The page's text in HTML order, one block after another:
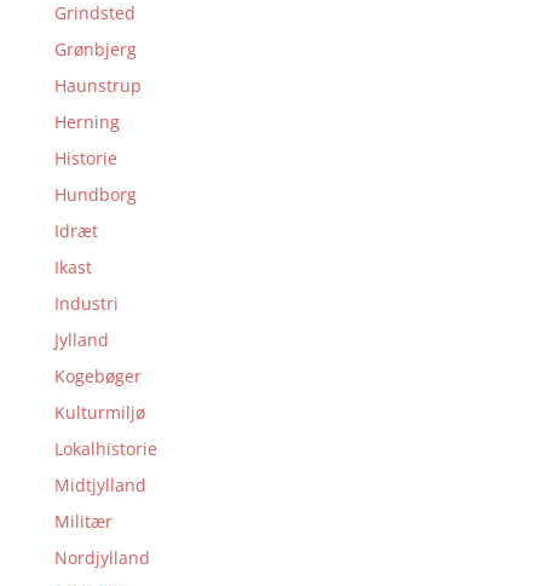
Grindsted
Grønbjerg
Haunstrup
Herning
Historie
Hundborg
Idræt
Ikast
Industri
Jylland
Kogebøger
Kulturmiljø
Lokalhistorie
Midtjylland
Militær
Nordjylland